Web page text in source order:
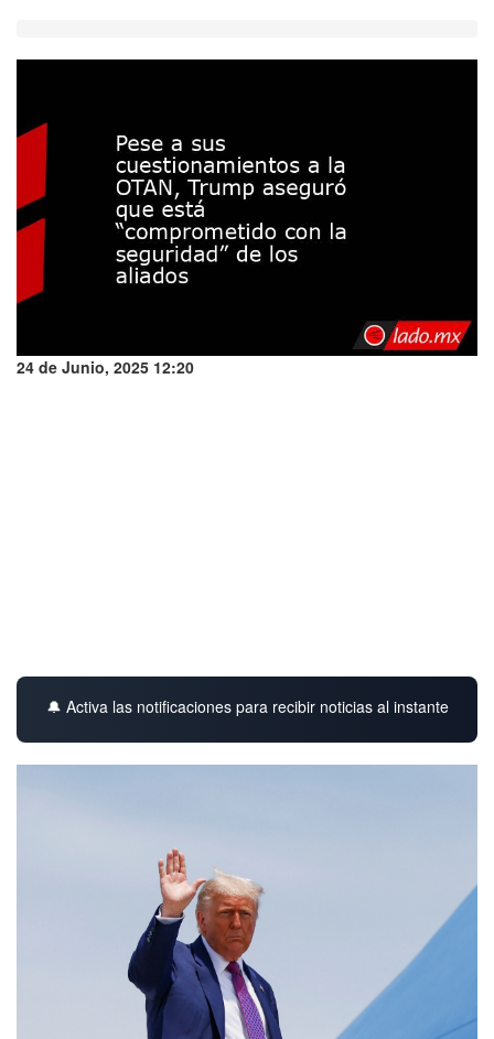
24 de Junio, 2025 12:20
🔔 Activa las notificaciones para recibir noticias al instante